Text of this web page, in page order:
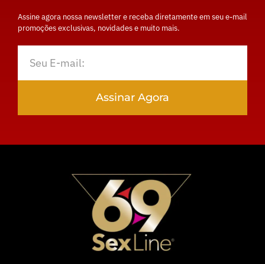
Assine agora nossa newsletter e receba diretamente em seu e-mail
promoções exclusivas, novidades e muito mais.
Assinar Agora